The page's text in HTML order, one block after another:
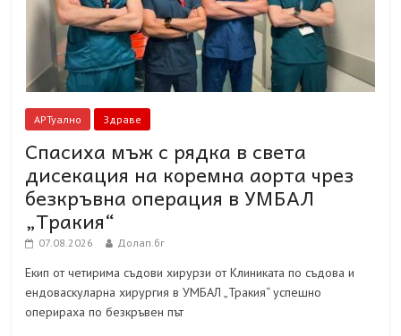
АРТуално Здраве
Спасиха мъж с рядка в света
дисекация на коремна аорта чрез
безкръвна операция в УМБАЛ
„Тракия“
07.08.2026 Долап.бг
Екип от четирима съдови хирурзи от Клиниката по съдова и
ендоваскуларна хирургия в УМБАЛ „Тракия“ успешно
оперираха по безкръвен път